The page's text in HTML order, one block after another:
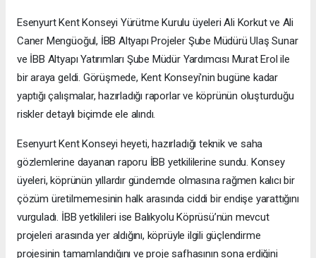
Esenyurt Kent Konseyi Yürütme Kurulu üyeleri Ali Korkut ve Ali
Caner Mengüoğul, İBB Altyapı Projeler Şube Müdürü Ulaş Sunar
ve İBB Altyapı Yatırımları Şube Müdür Yardımcısı Murat Erol ile
bir araya geldi. Görüşmede, Kent Konseyi'nin bugüne kadar
yaptığı çalışmalar, hazırladığı raporlar ve köprünün oluşturduğu
riskler detaylı biçimde ele alındı.
Esenyurt Kent Konseyi heyeti, hazırladığı teknik ve saha
gözlemlerine dayanan raporu İBB yetkililerine sundu. Konsey
üyeleri, köprünün yıllardır gündemde olmasına rağmen kalıcı bir
çözüm üretilmemesinin halk arasında ciddi bir endişe yarattığını
vurguladı. İBB yetkilileri ise Balıkyolu Köprüsü’nün mevcut
projeleri arasında yer aldığını, köprüyle ilgili güçlendirme
projesinin tamamlandığını ve proje safhasının sona erdiğini